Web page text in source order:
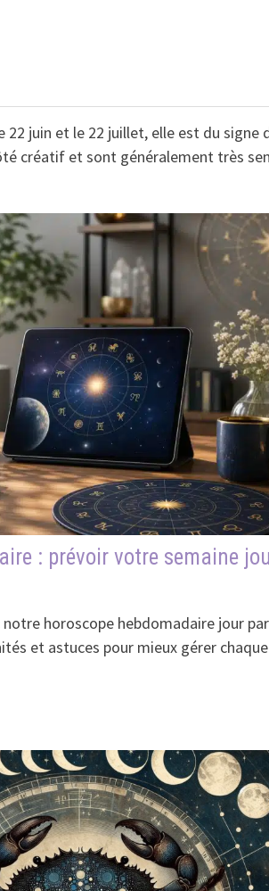
22 juin et le 22 juillet, elle est du
créatif et sont généralement très
: prévoir votre semaine
horoscope hebdomadaire jour
et astuces pour mieux gérer